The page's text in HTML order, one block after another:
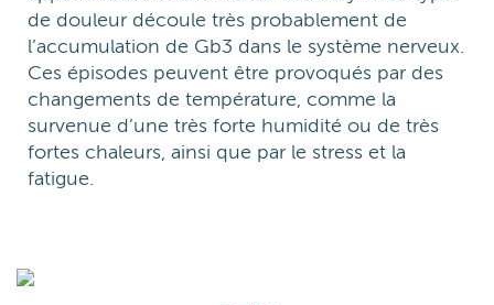
de douleur découle très probablement de
l’accumulation de Gb3 dans le système nerveux.
Ces épisodes peuvent être provoqués par des
changements de température, comme la
survenue d’une très forte humidité ou de très
fortes chaleurs, ainsi que par le stress et la
fatigue.